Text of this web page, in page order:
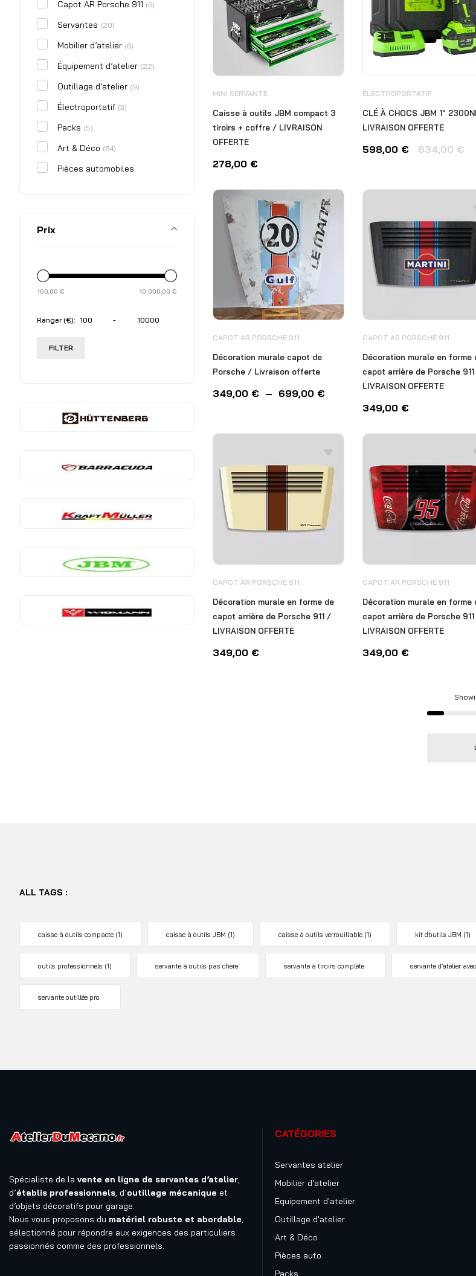
Capot AR Porsche 911 (6)
Servantes (20)
Mobilier d’atelier (6)
Équipement d’atelier (22)
Outillage d’atelier (9)
Électroportatif (3)
Packs (5)
Art & Déco (64)
Pièces automobiles
Prix
100,00 € 10 000,00 €
Ranger (€): -
FILTER
MINI SERVANTE
Caisse à outils JBM compact 3
tiroirs + coffre / LIVRAISON
OFFERTE
278,00 €
ÉLECTROPORTATIF
CLÉ À CHOCS JBM 1"
LIVRAISON OFFERTE
834,00 €
598,00 €
CAPOT AR PORSCHE 911
Décoration murale capot de
Porsche / Livraison offerte
349,00 € – 699,00 €
CAPOT AR PORSCHE 911
Décoration murale en forme
capot arrière de Porsche
LIVRAISON OFFERTE
349,00 €
CAPOT AR PORSCHE 911
Décoration murale en forme de
capot arrière de Porsche 911 /
LIVRAISON OFFERTE
349,00 €
CAPOT AR PORSCHE 911
Décoration murale en forme
capot arrière de Porsche
LIVRAISON OFFERTE
349,00 €
ALL TAGS :
caisse à outils compacte (1) caisse à outils JBM (1) caisse à outils verrouillable (1) kit d’outils JBM (1)
outils professionnels (1) servante à outils pas chère servante à tiroirs complète servante d’atelier
servante outillée pro
Spécialiste de la vente en ligne de servantes d’atelier
d’établis professionnels , d’outillage mécanique et
d’objets décoratifs pour garage.
Nous vous proposons du matériel robuste et abordable
sélectionné pour répondre aux exigences des particuliers
passionnés comme des professionnels.
CATÉGORIES
Servantes atelier
Mobilier d'atelier
Equipement d'atelier
Outillage d'atelier
Art & Déco
Pièces auto
Packs